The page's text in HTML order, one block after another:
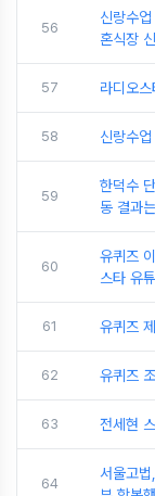
56
신랑수
혼식장
57 라디오
58 신랑수
59
한덕수
동 결과
60
유퀴즈
스타 유
61 유퀴즈
62 유퀴즈
63 전세현
64
서울고